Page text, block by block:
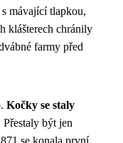
mávající tlapkou,
klášterech chránily
farmy před
Kočky se staly
být jen
se konala první